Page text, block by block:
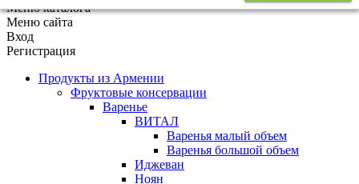
Меню каталога
Меню сайта
Вход
Регистрация
Продукты из Армении
Фруктовые консервации
Варенье
ВИТАЛ
Варенья малый объем
Варенья большой объем
Иджеван
Ноян